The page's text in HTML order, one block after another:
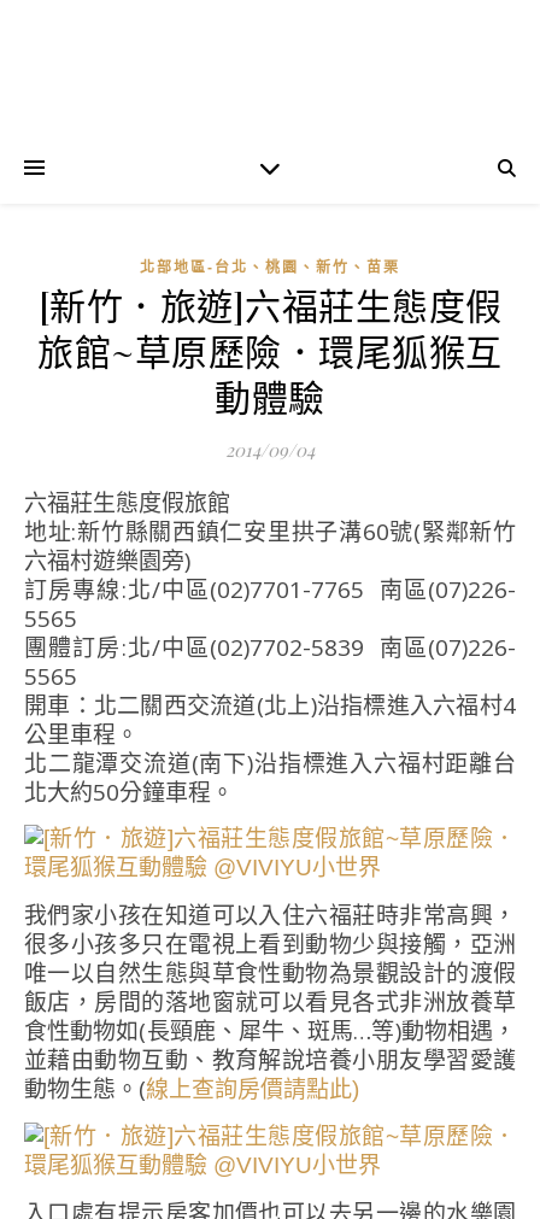
北部地區-台北、桃園、新竹、苗栗
[新竹．旅遊]六福莊生態度假
旅館~草原歷險．環尾狐猴互
動體驗
2014/09/04
六福莊生態度假旅館
地址:新竹縣關西鎮仁安里拱子溝60號(緊鄰新竹
六福村遊樂園旁)
訂房專線:北/中區(02)7701-7765 南區(07)226-
5565
團體訂房:北/中區(02)7702-5839 南區(07)226-
5565
開車：北二關西交流道(北上)沿指標進入六福村4
公里車程。
北二龍潭交流道(南下)沿指標進入六福村距離台
北大約50分鐘車程。
我們家小孩在知道可以入住六福莊時非常高興，
很多小孩多只在電視上看到動物少與接觸，亞洲
唯一以自然生態與草食性動物為景觀設計的渡假
飯店，房間的落地窗就可以看見各式非洲放養草
食性動物如(長頸鹿、犀牛、斑馬…等)動物相遇，
並藉由動物互動、教育解說培養小朋友學習愛護
動物生態。(線上查詢房價請點此)